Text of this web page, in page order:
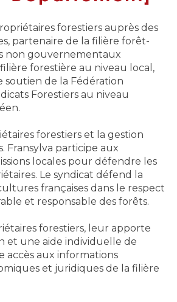
forestiers auprès des
partenaire de la filière forêt-
non gouvernementaux
forestière au niveau local,
soutien de la Fédération
Forestiers au niveau
forestiers et la gestion
Fransylva participe aux
locales pour défendre les
Le syndicat défend la
françaises dans le respect
et responsable des forêts.
forestiers, leur apporte
et une aide individuelle de
accès aux informations
et juridiques de la filière